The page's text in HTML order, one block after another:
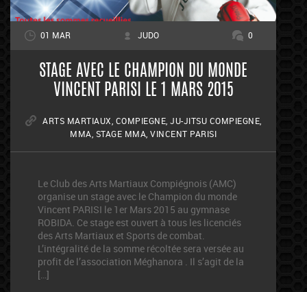
01 MAR JUDO 0
STAGE AVEC LE CHAMPION DU MONDE
VINCENT PARISI LE 1 MARS 2015
ARTS MARTIAUX COMPIEGNE ,JU-JITSU COMPIEGNE
MMA STAGE MMA VINCENT PARISI
Le Club des Arts Martiaux Compiégnois (AMC)
organise un stage avec le Champion du monde
Vincent PARISI le 1er Mars 2015 au gymnase
ROBIDA. Ce stage est ouvert à tous les licenciés
des Arts Martiaux et Sports de combat.
L’intégralité de la somme récoltée sera versée au
profit de l’association Méghanora . Il s’agit de la
[…]